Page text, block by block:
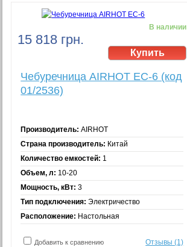
15 818 грн.
В наличии
Чебуречница AIRHOT EC-6 (код
01/2536)
Производитель: AIRHOT
Страна производитель: Китай
Количество емкостей: 1
Объем, л: 10-20
Мощность, кВт: 3
Тип подключения: Электричество
Расположение: Настольная
Добавить к сравнению Отзывы (1)